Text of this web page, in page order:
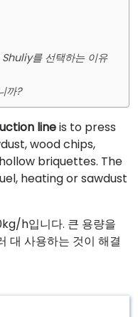
를 선택하는 이유
까?
lineis to press
wood chips,
briquettes. The
heating or sawdust
h입니다. 큰 용량을
대 사용하는 것이 해결